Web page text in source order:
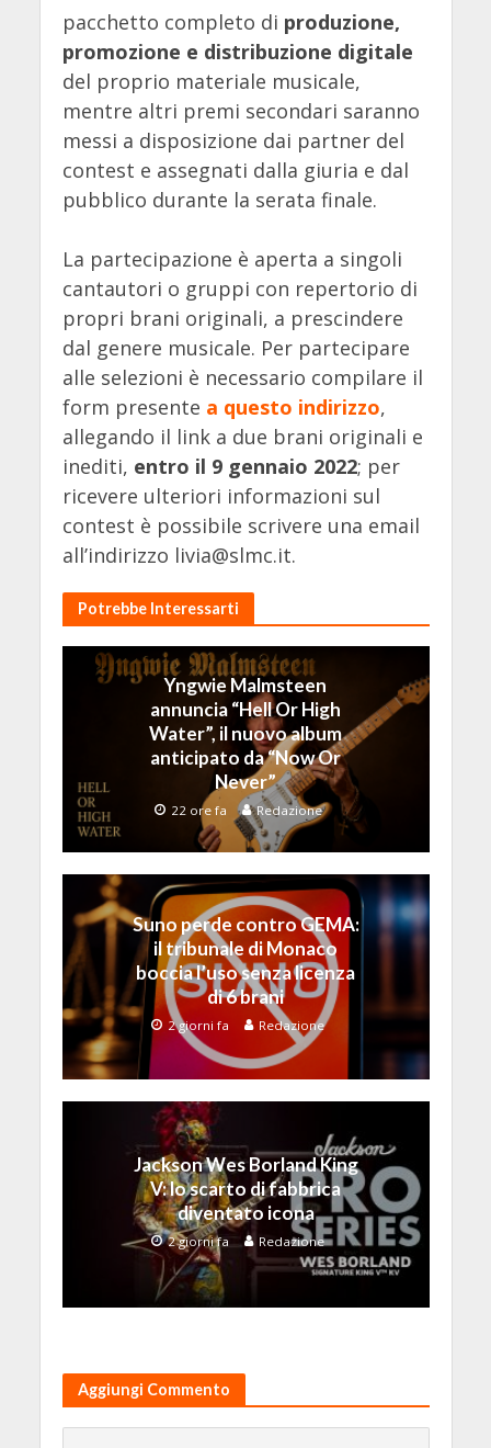
pacchetto completo di produzione,
promozione e distribuzione digitale
del proprio materiale musicale,
mentre altri premi secondari saranno
messi a disposizione dai partner del
contest e assegnati dalla giuria e dal
pubblico durante la serata finale.
La partecipazione è aperta a singoli
cantautori o gruppi con repertorio di
propri brani originali, a prescindere
dal genere musicale. Per partecipare
alle selezioni è necessario compilare il
form presente a questo indirizzo,
allegando il link a due brani originali e
inediti, entro il 9 gennaio 2022; per
ricevere ulteriori informazioni sul
contest è possibile scrivere una email
all’indirizzo livia@slmc.it.
Potrebbe Interessarti
Yngwie Malmsteen
annuncia “Hell Or High
Water”, il nuovo album
anticipato da “Now Or
Never”
22 ore fa Redazione
Suno perde contro GEMA:
il tribunale di Monaco
boccia l’uso senza licenza
di 6 brani
2 giorni fa Redazione
Jackson Wes Borland King
V: lo scarto di fabbrica
diventato icona
2 giorni fa Redazione
Aggiungi Commento